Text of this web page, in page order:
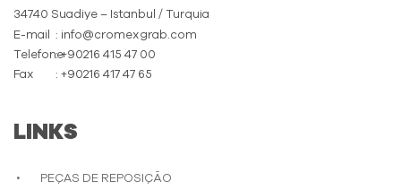
34740 Suadiye – Istanbul / Turquia
E-mail
: info@cromexgrab.com
Telefone: +90216 415 47 00
Fax
: +90216 417 47 65
LINKS
PEÇAS DE REPOSIÇÃO